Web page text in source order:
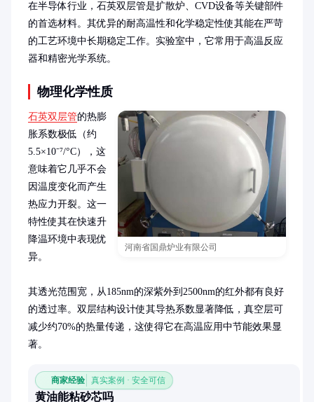
在半导体行业，石英双层管是扩散炉、CVD设备等关键部件
的首选材料。其优异的耐高温性和化学稳定性使其能在严苛
的工艺环境中长期稳定工作。实验室中，它常用于高温反应
器和精密光学系统。
物理化学性质
河南省国鼎炉业有限公司
石英双层管的热膨
胀系数极低（约
5.5×10⁻⁷/°C），这
意味着它几乎不会
因温度变化而产生
热应力开裂。这一
特性使其在快速升
降温环境中表现优
异。
其透光范围宽，从185nm的深紫外到2500nm的红外都有良好
的透过率。双层结构设计使其导热系数显著降低，真空层可
减少约70%的热量传递，这使得它在高温应用中节能效果显
著。
商家经验 真实案例 · 安全可信
黄油能粘砂芯吗